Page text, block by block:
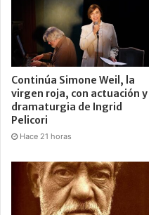
Continúa Simone Weil, la
virgen roja, con actuación y
dramaturgia de Ingrid
Pelicori
Hace 21 horas